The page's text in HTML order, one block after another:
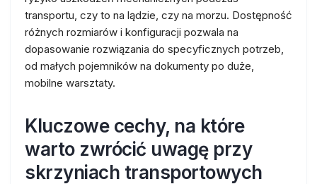
transportu, czy to na lądzie, czy na morzu. Dostępność
różnych rozmiarów i konfiguracji pozwala na
dopasowanie rozwiązania do specyficznych potrzeb,
od małych pojemników na dokumenty po duże,
mobilne warsztaty.
Kluczowe cechy, na które
warto zwrócić uwagę przy
skrzyniach transportowych